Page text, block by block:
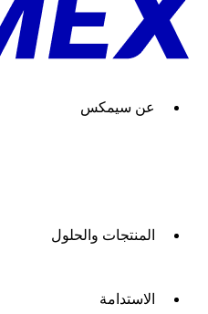
عن سيمكس
المنتجات والحلول
الاستدامة